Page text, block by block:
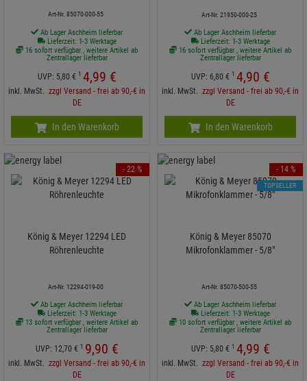
Art-Nr. 85070-000-55
Ab Lager Aschheim lieferbar
Lieferzeit: 1-3 Werktage
16 sofort verfügbar , weitere Artikel ab
Zentrallager lieferbar
UVP: 5,80 € 1 4,99 €
inkl. MwSt. zzgl Versand - frei ab 90,-€ in
DE
In den Warenkorb
Art-Nr. 21950-000-25
Ab Lager Aschheim lieferbar
Lieferzeit: 1-3 Werktage
16 sofort verfügbar , weitere Artikel ab
Zentrallager lieferbar
UVP: 6,80 € 1 4,90 €
inkl. MwSt. zzgl Versand - frei ab 90,-€ in
DE
In den Warenkorb
König & Meyer 12294 LED
Röhrenleuchte
Art-Nr. 12294-019-00
Ab Lager Aschheim lieferbar
Lieferzeit: 1-3 Werktage
13 sofort verfügbar , weitere Artikel ab
Zentrallager lieferbar
UVP: 12,70 € 1 9,90 €
inkl. MwSt. zzgl Versand - frei ab 90,-€ in
DE
- 22 %
König & Meyer 85070
Mikrofonklammer - 5/8"
Art-Nr. 85070-500-55
Ab Lager Aschheim lieferbar
Lieferzeit: 1-3 Werktage
10 sofort verfügbar , weitere Artikel ab
Zentrallager lieferbar
UVP: 5,80 € 1 4,99 €
inkl. MwSt. zzgl Versand - frei ab 90,-€ in
DE
- 14 %
TOPSELLER